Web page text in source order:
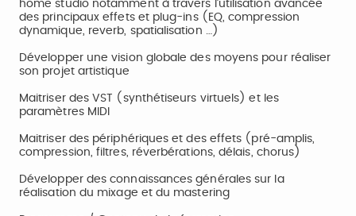
home studio notamment à travers l’utilisation avancée
des principaux effets et plug-ins (EQ, compression
dynamique, reverb, spatialisation …)
Développer une vision globale des moyens pour réaliser
son projet artistique
Maitriser des VST (synthétiseurs virtuels) et les
paramètres MIDI
Maitriser des périphériques et des effets (pré-amplis,
compression, filtres, réverbérations, délais, chorus)
Développer des connaissances générales sur la
réalisation du mixage et du mastering